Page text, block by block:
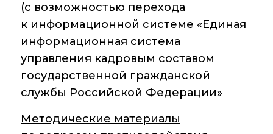
Библиотека
Инфоресурсы
Профком
Документы
Контакты
(с возможностью перехода
к информационной системе «Единая
информационная система
управления кадровым составом
государственной гражданской
службы Российской Федерации»
Методические материалы